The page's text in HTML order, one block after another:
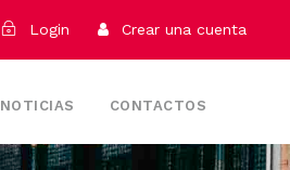
Login Crear una cuenta
NOTICIAS CONTACTOS